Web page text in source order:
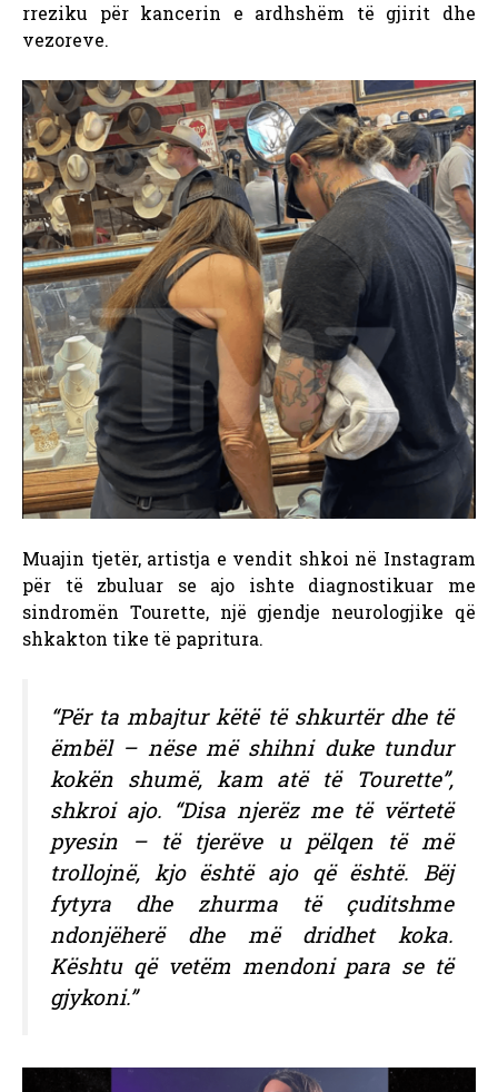
rreziku për kancerin e ardhshëm të gjirit dhe
vezoreve.
Muajin tjetër, artistja e vendit shkoi në Instagram
për të zbuluar se ajo ishte diagnostikuar me
sindromën Tourette, një gjendje neurologjike që
shkakton tike të papritura.
“Për ta mbajtur këtë të shkurtër dhe të
ëmbël – nëse më shihni duke tundur
kokën shumë, kam atë të Tourette”,
shkroi ajo. “Disa njerëz me të vërtetë
pyesin – të tjerëve u pëlqen të më
trollojnë, kjo është ajo që është. Bëj
fytyra dhe zhurma të çuditshme
ndonjëherë dhe më dridhet koka.
Kështu që vetëm mendoni para se të
gjykoni.”